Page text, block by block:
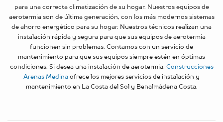
para una correcta climatización de su hogar. Nuestros equipos de
aerotermia son de última generación, con los más modernos sistemas
de ahorro energético para su hogar. Nuestros técnicos realizan una
instalación rápida y segura para que sus equipos de aerotermia
funcionen sin problemas. Contamos con un servicio de
mantenimiento para que sus equipos siempre estén en óptimas
condiciones. Si desea una instalación de aerotermia, Construcciones
Arenas Medinaofrece los mejores servicios de instalación y
mantenimiento en La Costa del Sol y Benalmádena Costa.